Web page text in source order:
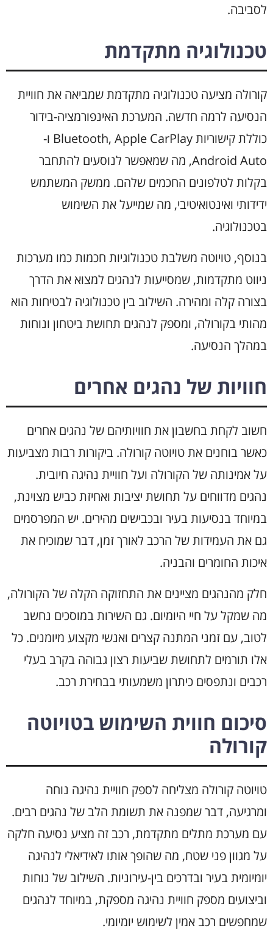
לסביבה.
טכנולוגיה מתקדמת
קורולה מציעה טכנולוגיה מתקדמת שמביאה את חוויית
הנסיעה לרמה חדשה. המערכת האינפורמציה-בידור
כוללת קישוריות Bluetooth, Apple CarPlay ו-
Android Auto, מה שמאפשר לנוסעים להתחבר
בקלות לטלפונים החכמים שלהם. ממשק המשתמש
ידידותי ואינטואיטיבי, מה שמייעל את השימוש
בטכנולוגיה.
בנוסף, טויוטה משלבת טכנולוגיות חכמות כמו מערכות
ניווט מתקדמות, שמסייעות לנהגים למצוא את הדרך
בצורה קלה ומהירה. השילוב בין טכנולוגיה לבטיחות הוא
מהותי בקורולה, ומספק לנהגים תחושת ביטחון ונוחות
במהלך הנסיעה.
חוויות של נהגים אחרים
חשוב לקחת בחשבון את חוויותיהם של נהגים אחרים
כאשר בוחנים את טויוטה קורולה. ביקורות רבות מצביעות
על אמינותה של הקורולה ועל חוויית נהיגה חיובית.
נהגים מדווחים על תחושת יציבות ואחיזת כביש מצוינת,
במיוחד בנסיעות בעיר ובכבישים מהירים. יש המפרסמים
גם את העמידות של הרכב לאורך זמן, דבר שמוכיח את
איכות החומרים והבניה.
חלק מהנהגים מציינים את התחזוקה הקלה של הקורולה,
מה שמקל על חיי היומיום. גם השירות במוסכים נחשב
לטוב, עם זמני המתנה קצרים ואנשי מקצוע מיומנים. כל
אלו תורמים לתחושת שביעות רצון גבוהה בקרב בעלי
רכבים ונתפסים כיתרון משמעותי בבחירת רכב.
סיכום חווית השימוש בטויוטה
קורולה
טויוטה קורולה מצליחה לספק חוויית נהיגה נוחה
ומרגיעה, דבר שמפנה את תשומת הלב של נהגים רבים.
עם מערכת מתלים מתקדמת, רכב זה מציע נסיעה חלקה
על מגוון פני שטח, מה שהופך אותו לאידיאלי לנהיגה
יומיומית בעיר ובדרכים בין-עירוניות. השילוב של נוחות
וביצועים מספק חוויית נהיגה מספקת, במיוחד לנהגים
שמחפשים רכב אמין לשימוש יומיומי.